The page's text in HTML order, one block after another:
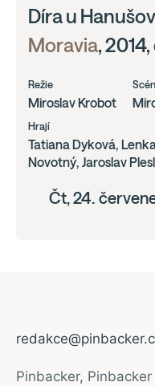
Díra u
Moravia,
Režie
Miroslav Krobot
Hrají
Tatiana Dyková,
Novotný, Jaroslav
Čt, 24.
Pinbacker,